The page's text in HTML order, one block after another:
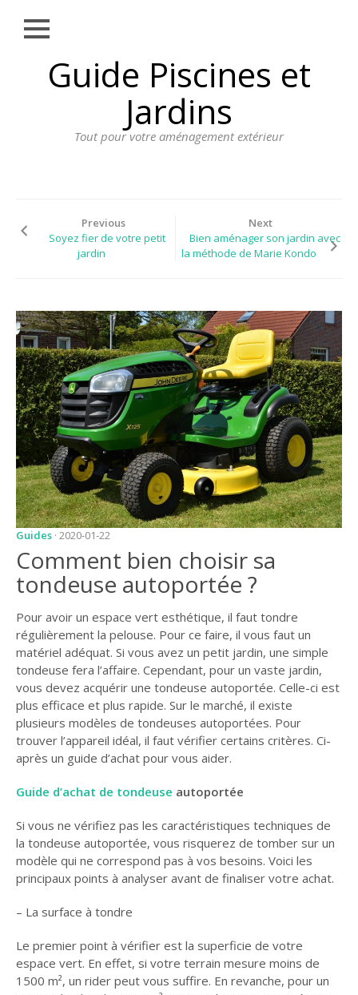
Guide Piscines et
Jardins
Tout pour votre aménagement extérieur
Close
AMÉNAGEMENT
EXTÉRIEUR
PLANTATIONS
REVÊTEMENT
TERRASSE
DOSSIER
JARDIN
CONSEILS ET
ASTUCES
GUIDES
JARDIN
ENTRETIEN
PISCINE
ENTRETIEN
PARTENAIRES
LIGNE JARDIN
INFO PAYSAGISTE
GUIDE JARDIN ET
PAYSAGE
GUIDE JARDIN
ELAGAGE ET
Previous
Soyez fier de votre petit
jardin
Next
Bien aménager son jardin avec
la méthode de Marie Kondo
Guides · 2020-01-22
Comment bien choisir sa
tondeuse autoportée ?
Pour avoir un espace vert esthétique, il faut tondre
régulièrement la pelouse. Pour ce faire, il vous faut un
matériel adéquat. Si vous avez un petit jardin, une simple
tondeuse fera l’affaire. Cependant, pour un vaste jardin,
vous devez acquérir une tondeuse autoportée. Celle-ci est
plus efficace et plus rapide. Sur le marché, il existe
plusieurs modèles de tondeuses autoportées. Pour
trouver l’appareil idéal, il faut vérifier certains critères. Ci-
après un guide d’achat pour vous aider.
Guide d’achat de tondeuse autoportée
Si vous ne vérifiez pas les caractéristiques techniques de
la tondeuse autoportée, vous risquerez de tomber sur un
modèle qui ne correspond pas à vos besoins. Voici les
principaux points à analyser avant de finaliser votre achat.
– La surface à tondre
Le premier point à vérifier est la superficie de votre
espace vert. En effet, si votre terrain mesure moins de
1500 m², un rider peut vous suffire. En revanche, pour un